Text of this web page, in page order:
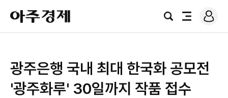
아
주
경
검
전
로
그
광주은행 국내 최대 한국화 공모전
'광주화루' 30일까지 작품 접수